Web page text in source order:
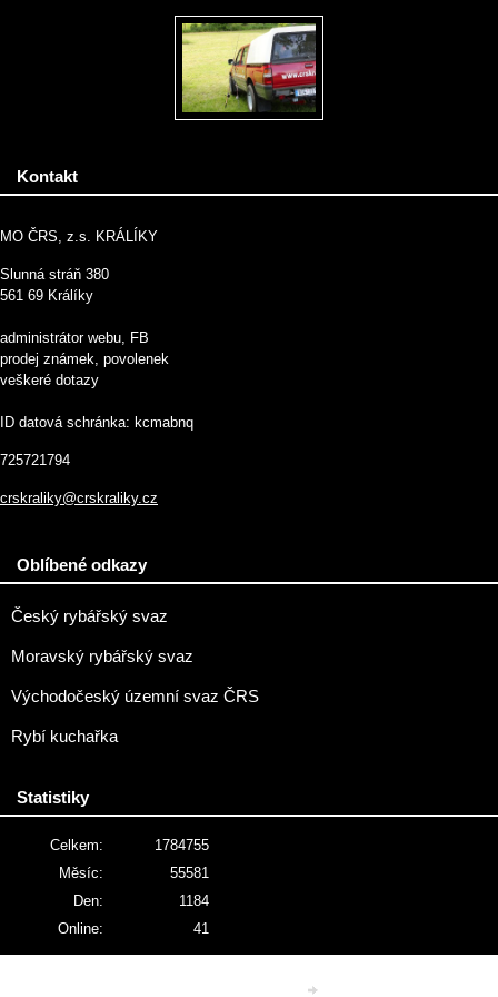
Kontakt
MO ČRS, z.s. KRÁLÍKY
Slunná stráň 380
561 69 Králíky
administrátor webu, FB
prodej známek, povolenek
veškeré dotazy
ID datová schránka: kcmabnq
725721794
crskraliky@crskraliky.cz
Oblíbené odkazy
Český rybářský svaz
Moravský rybářský svaz
Východočeský územní svaz ČRS
Rybí kuchařka
Statistiky
Online: 41
Celkem:
1784755
Měsíc:
55581
Den:
1184